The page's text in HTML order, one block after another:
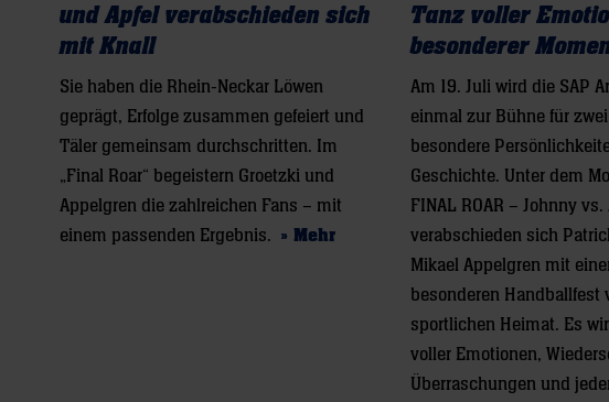
und Apfel verabschieden sich
mit Knall
Sie haben die Rhein-Neckar Löwen
geprägt, Erfolge zusammen gefeiert und
Täler gemeinsam durchschritten. Im
„Final Roar“ begeistern Groetzki und
Appelgren die zahlreichen Fans – mit
einem passenden Ergebnis. » Mehr
Tanz voller
besonderer
Am 19. Juli wird die SAP
einmal zur Bühne für
besondere
Geschichte. Unter dem
FINAL ROAR – Johnny vs.
verabschieden sich
Mikael Appelgren mit
besonderen Handballfest
sportlichen Heimat. Es
voller Emotionen,
Überraschungen und